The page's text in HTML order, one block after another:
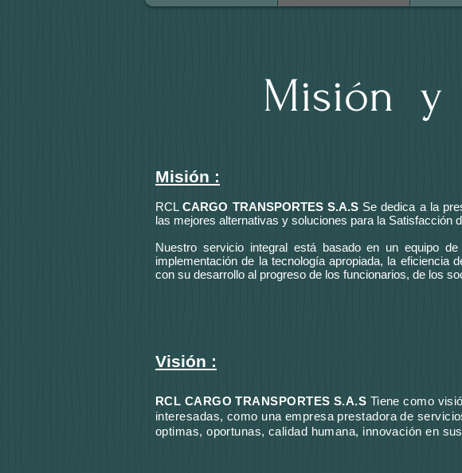
Misión y
Misión :
RCLCARGO TRANSPORTES S.A.SSe dedica a la
las mejores alternativas y soluciones para la Satisfacción
Nuestro servicio integral está basado en un equipo
implementación de la tecnología apropiada, la eficiencia
con su desarrollo al progreso de los funcionarios, de los
Visión :
RCL CARGO TRANSPORTES S.A.S Tiene como
interesadas, como una empresa prestadora de
optimas, oportunas, calidad humana, innovación en